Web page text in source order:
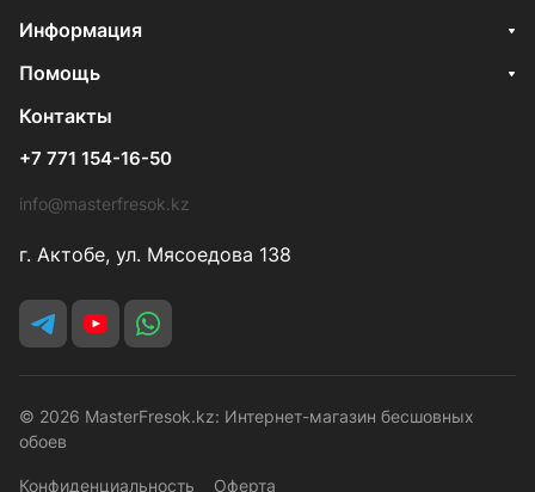
Информация
Помощь
Контакты
+7 771 154-16-50
info@masterfresok.kz
г. Актобе, ул. Мясоедова 138
© 2026 MasterFresok.kz: Интернет-магазин бесшовных
обоев
Конфиденциальность Оферта